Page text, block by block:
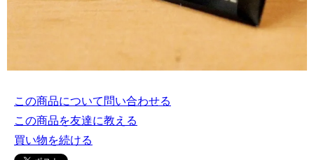
この商品について問い合わせる
この商品を友達に教える
買い物を続ける